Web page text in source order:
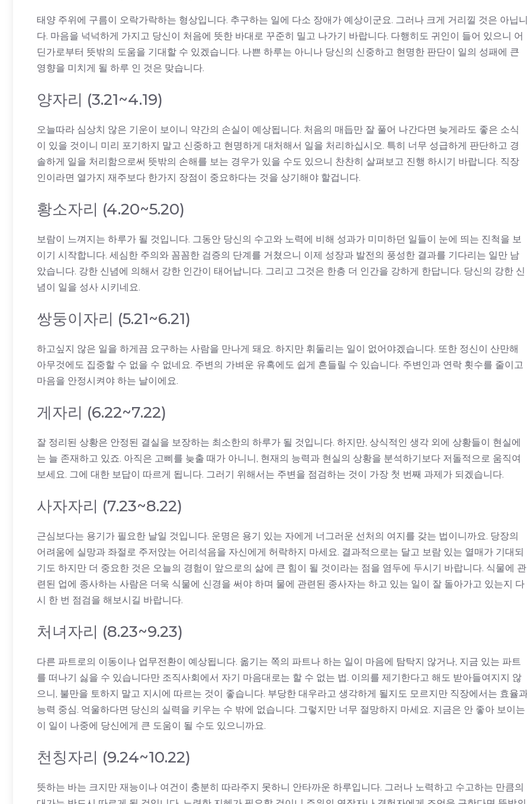
태양 주위에 구름이 오락가락하는 형상입니다. 추구하는 일에 다소 장애가 예상이군요. 그러나 크게 거리낄 것은 아닙니
다. 마음을 넉넉하게 가지고 당신이 처음에 뜻한 바대로 꾸준히 밀고 나가기 바랍니다. 다행히도 귀인이 들어 있으니 어
딘가로부터 뜻밖의 도움을 기대할 수 있겠습니다. 나쁜 하루는 아니나 당신의 신중하고 현명한 판단이 일의 성패에 큰
영향을 미치게 될 하루 인 것은 맞습니다.
양자리 (3.21~4.19)
오늘따라 심상치 않은 기운이 보이니 약간의 손실이 예상됩니다. 처음의 매듭만 잘 풀어 나간다면 늦게라도 좋은 소식
이 있을 것이니 미리 포기하지 말고 신중하고 현명하게 대처해서 일을 처리하십시오. 특히 너무 성급하게 판단하고 경
솔하게 일을 처리함으로써 뜻밖의 손해를 보는 경우가 있을 수도 있으니 찬찬히 살펴보고 진행 하시기 바랍니다. 직장
인이라면 열가지 재주보다 한가지 장점이 중요하다는 것을 상기해야 할겁니다.
황소자리 (4.20~5.20)
보람이 느껴지는 하루가 될 것입니다. 그동안 당신의 수고와 노력에 비해 성과가 미미하던 일들이 눈에 띄는 진척을 보
이기 시작합니다. 세심한 주의와 꼼꼼한 검증의 단계를 거쳤으니 이제 성장과 발전의 풍성한 결과를 기다리는 일만 남
았습니다. 강한 신념에 의해서 강한 인간이 태어납니다. 그리고 그것은 한층 더 인간을 강하게 한답니다. 당신의 강한 신
념이 일을 성사 시키네요.
쌍둥이자리 (5.21~6.21)
하고싶지 않은 일을 하게끔 요구하는 사람을 만나게 돼요. 하지만 휘둘리는 일이 없어야겠습니다. 또한 정신이 산만해
아무것에도 집중할 수 없을 수 없네요. 주변의 가벼운 유혹에도 쉽게 흔들릴 수 있습니다. 주변인과 연락 횟수를 줄이고
마음을 안정시켜야 하는 날이에요.
게자리 (6.22~7.22)
잘 정리된 상황은 안정된 결실을 보장하는 최소한의 하루가 될 것입니다. 하지만, 상식적인 생각 외에 상황들이 현실에
는 늘 존재하고 있죠. 아직은 고삐를 늦출 때가 아니니, 현재의 능력과 현실의 상황을 분석하기보다 저돌적으로 움직여
보세요. 그에 대한 보답이 따르게 됩니다. 그러기 위해서는 주변을 점검하는 것이 가장 첫 번째 과제가 되겠습니다.
사자자리 (7.23~8.22)
근심보다는 용기가 필요한 날일 것입니다. 운명은 용기 있는 자에게 너그러운 선처의 여지를 갖는 법이니까요. 당장의
어려움에 실망과 좌절로 주저앉는 어리석음을 자신에게 허락하지 마세요. 결과적으로는 달고 보람 있는 열매가 기대되
기도 하지만 더 중요한 것은 오늘의 경험이 앞으로의 삶에 큰 힘이 될 것이라는 점을 염두에 두시기 바랍니다. 식물에 관
련된 업에 종사하는 사람은 더욱 식물에 신경을 써야 하며 물에 관련된 종사자는 하고 있는 일이 잘 돌아가고 있는지 다
시 한 번 점검을 해보시길 바랍니다.
처녀자리 (8.23~9.23)
다른 파트로의 이동이나 업무전환이 예상됩니다. 옮기는 쪽의 파트나 하는 일이 마음에 탐탁지 않거나, 지금 있는 파트
를 떠나기 싫을 수 있습니다만 조직사회에서 자기 마음대로는 할 수 없는 법. 이의를 제기한다고 해도 받아들여지지 않
으니, 불만을 토하지 말고 지시에 따르는 것이 좋습니다. 부당한 대우라고 생각하게 될지도 모르지만 직장에서는 효율
능력 중심. 억울하다면 당신의 실력을 키우는 수 밖에 없습니다. 그렇지만 너무 절망하지 마세요. 지금은 안 좋아 보이는
이 일이 나중에 당신에게 큰 도움이 될 수도 있으니까요.
천칭자리 (9.24~10.22)
뜻하는 바는 크지만 재능이나 여건이 충분히 따라주지 못하니 안타까운 하루입니다. 그러나 노력하고 수고하는 만큼의